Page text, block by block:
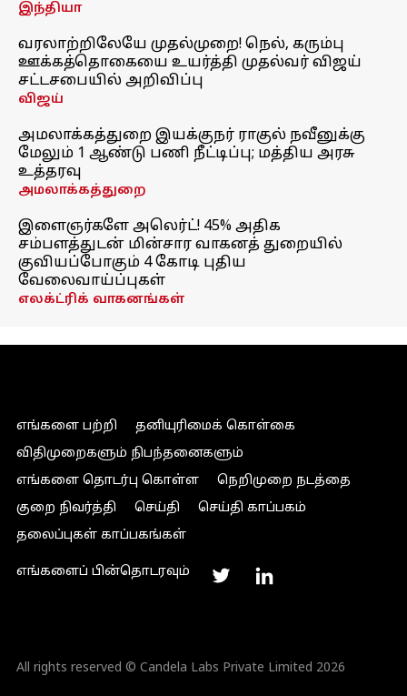
இந்தியா
வரலாற்றிலேயே முதல்முறை! நெல், கரும்பு
ஊக்கத்தொகையை உயர்த்தி முதல்வர் விஜய்
சட்டசபையில் அறிவிப்பு
விஜய்
அமலாக்கத்துறை இயக்குநர் ராகுல் நவீனுக்கு
மேலும் 1 ஆண்டு பணி நீட்டிப்பு; மத்திய அரசு
உத்தரவு
அமலாக்கத்துறை
இளைஞர்களே அலெர்ட்! 45% அதிக
சம்பளத்துடன் மின்சார வாகனத் துறையில்
குவியப்போகும் 4 கோடி புதிய
வேலைவாய்ப்புகள்
எலக்ட்ரிக் வாகனங்கள்
எங்களை பற்றி
தனியுரிமைக் கொள்கை
விதிமுறைகளும் நிபந்தனைகளும்
எங்களை தொடர்பு கொள்ள
நெறிமுறை நடத்தை
குறை நிவர்த்தி
செய்தி
செய்தி காப்பகம்
தலைப்புகள் காப்பகங்கள்
எங்களைப் பின்தொடரவும்
All rights reserved © Candela Labs Private Limited 2026